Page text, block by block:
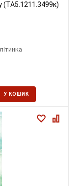
(ТА5.1211.3499к)
У КОШИК